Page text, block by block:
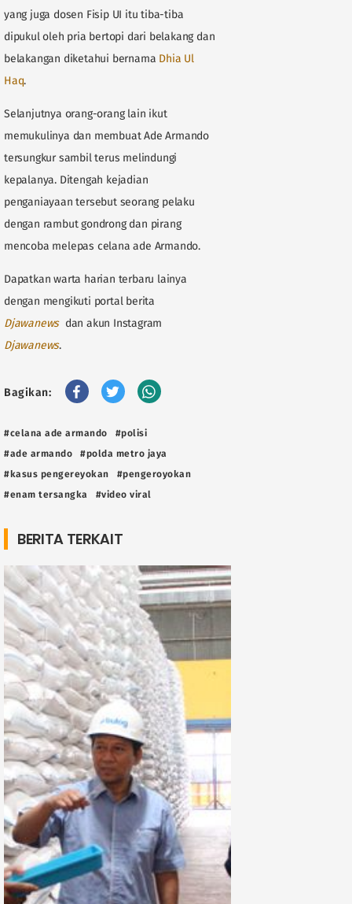
yang juga dosen Fisip UI itu tiba-tiba
dipukul oleh pria bertopi dari belakang dan
belakangan diketahui bernama Dhia Ul
Haq.
Selanjutnya orang-orang lain ikut
memukulinya dan membuat Ade Armando
tersungkur sambil terus melindungi
kepalanya. Ditengah kejadian
penganiayaan tersebut seorang pelaku
dengan rambut gondrong dan pirang
mencoba melepas celana ade Armando.
Dapatkan warta harian terbaru lainya
dengan mengikuti portal berita
Djawanewsdan akun Instagram
Djawanews.
Bagikan:
#celana ade armando
#polisi
#ade armando
#polda metro jaya
#kasus pengereyokan
#pengeroyokan
#enam tersangka
#video viral
BERITA TERKAIT